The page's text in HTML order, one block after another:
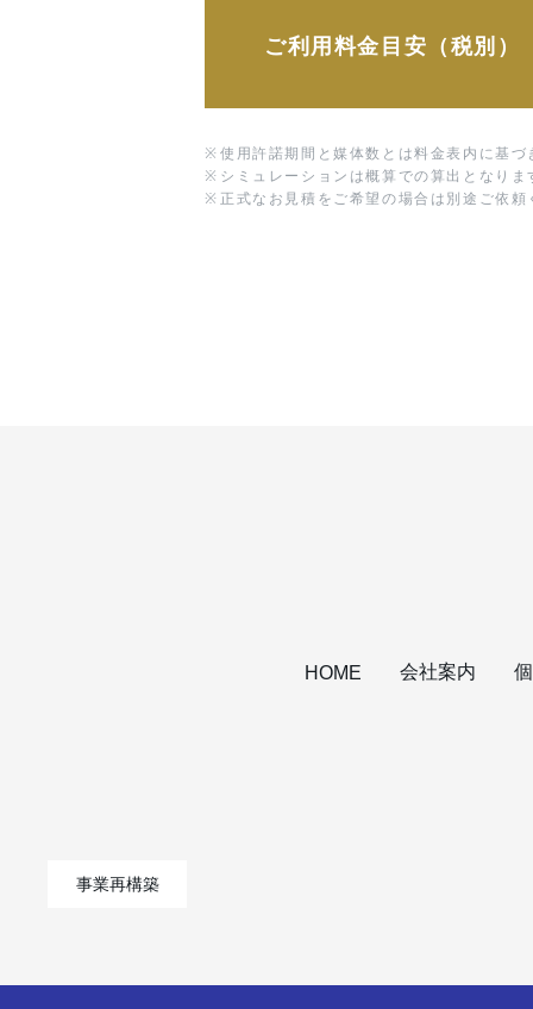
ご利用料金目安（税別）
※ 使用許諾期間と媒体数とは料金表内に基づ
※ シミュレーションは概算での算出となりま
※ 正式なお見積をご希望の場合は別途ご依頼
HOME 会社案内
事業再構築